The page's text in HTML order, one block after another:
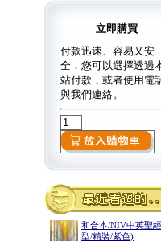
立即購買
付款迅速、容易又安
全，您可以選擇透過
站付款，或者使用電
與我們連絡。
和合本/NIV中英聖
型/精裝/紫色)